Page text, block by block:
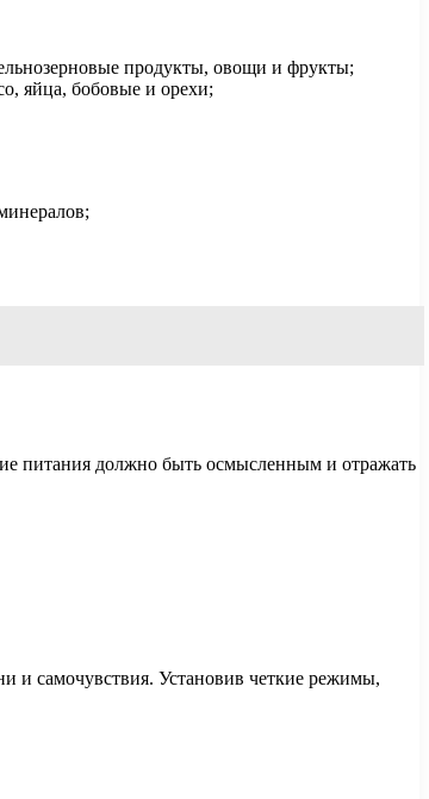
продукты, овощи и фрукты;
яйца, бобовые и орехи;
питания должно быть осмысленным и отражать
и самочувствия. Установив четкие режимы,